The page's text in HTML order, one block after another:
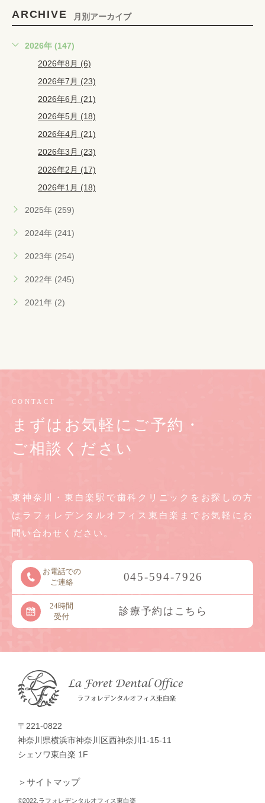
ARCHIVE 月別アーカイブ
2026年 (147)
2026年8月 (6)
2026年7月 (23)
2026年6月 (21)
2026年5月 (18)
2026年4月 (21)
2026年3月 (23)
2026年2月 (17)
2026年1月 (18)
2025年 (259)
2024年 (241)
2023年 (254)
2022年 (245)
2021年 (2)
CONTACT
まずはお気軽にご予約・
ご相談ください
東神奈川・東白楽駅で歯科クリニックをお探しの方
は ラフォレデンタルオフィス東白楽までお気軽に お
問い合わせください。
お電話での
ご連絡
045-594-7926
24時間
受付
診療予約はこちら
〒221-0822
神奈川県横浜市神奈川区西神奈川1-15-11
シェソワ東白楽 1F
＞サイトマップ
©2022.ラフォレデンタルオフィス東白楽